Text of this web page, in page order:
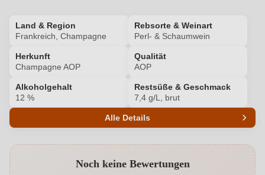
Land & Region
Frankreich, Champagne
Rebsorte & Weinart
Perl- & Schaumwein
Herkunft
Champagne AOP
Qualität
AOP
Alkoholgehalt
12 %
Restsüße & Geschmack
7,4 g/L, brut
Alle Details
Alkoholgehalt in % 12 %
Noch keine Bewertungen